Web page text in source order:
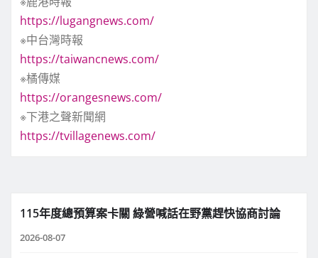
https://lugangnews.com/
※中台灣時報
https://taiwancnews.com/
※橘傳媒
https://orangesnews.com/
※下港之聲新聞網
https://tvillagenews.com/
115年度總預算案卡關 綠營喊話在野黨趕快協商討論
2026-08-07